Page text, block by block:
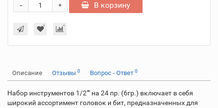
+
- В корзину
Описание Отзывы 0 Вопрос - Ответ 0
Набор инструментов 1/2"" на 24 пр. (6гр.) включает в себя
широкий ассортимент головок и бит, предназначенных для